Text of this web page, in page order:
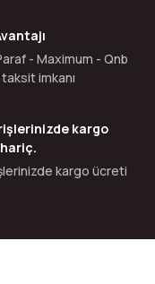
- Maximum - Qnb
imkanı
kargo
kargo ücreti